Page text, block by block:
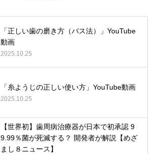
「正しい歯の磨き方（バス法）」YouTube
動画
2025.10.25
「糸ようじの正しい使い方」YouTube動画
2025.10.25
【世界初】歯周病治療器が日本で初承認 9
9.99％菌が死滅する？ 開発者が解説【めざ
まし８ニュース】